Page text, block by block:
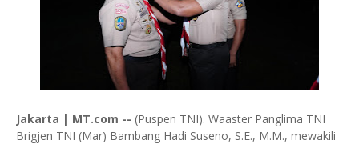
Jakarta | MT.com -- (Puspen TNI). Waaster Panglima TNI
Brigjen TNI (Mar) Bambang Hadi Suseno, S.E., M.M., mewakili